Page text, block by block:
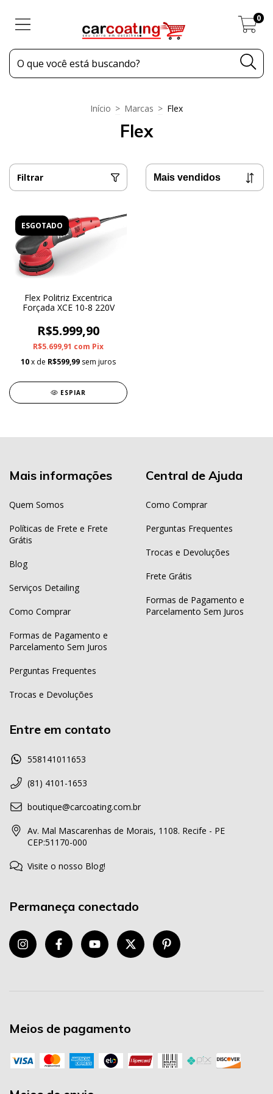
0
Início > Marcas > Flex
Flex
Filtrar
ESGOTADO
Flex Politriz Excentrica
Forçada XCE 10-8 220V
R$5.999,90
R$5.699,91 com Pix
10x de R$599,99 sem juros
ESPIAR
Mais informações
Quem Somos
Políticas de Frete e Frete
Grátis
Blog
Serviços Detailing
Como Comprar
Formas de Pagamento e
Parcelamento Sem Juros
Perguntas Frequentes
Trocas e Devoluções
Central de Ajuda
Como Comprar
Perguntas Frequentes
Trocas e Devoluções
Frete Grátis
Formas de Pagamento e
Parcelamento Sem Juros
Entre em contato
558141011653
(81) 4101-1653
boutique@carcoating.com.br
Av. Mal Mascarenhas de Morais, 1108. Recife - PE
CEP:51170-000
Visite o nosso Blog!
Permaneça conectado
Meios de pagamento